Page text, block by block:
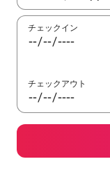
チェックイン
チェックアウト